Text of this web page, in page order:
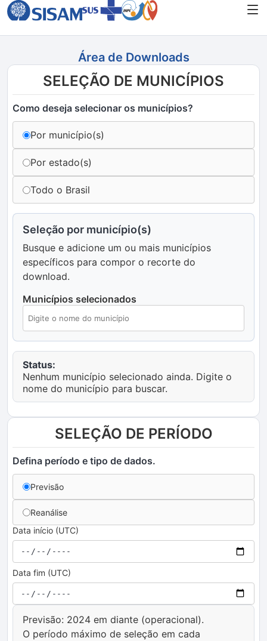
Área de Downloads
SELEÇÃO DE MUNICÍPIOS
Como deseja selecionar os municípios?
Por município(s)
Por estado(s)
Todo o Brasil
Seleção por município(s)
Busque e adicione um ou mais municípios
específicos para compor o recorte do
download.
Municípios selecionados
Status:
Nenhum município selecionado ainda. Digite o
nome do município para buscar.
SELEÇÃO DE PERÍODO
Defina período e tipo de dados.
Previsão
Reanálise
Data início (UTC)
Data fim (UTC)
Previsão: 2024 em diante (operacional).
O período máximo de seleção em cada